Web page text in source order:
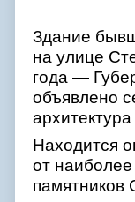
Здание
на улице
года —
объявлено
Находится
от
памятников